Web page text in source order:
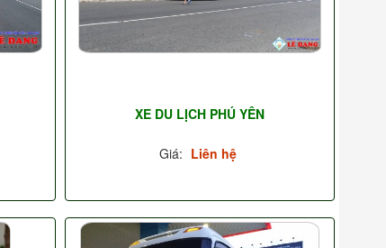
XE DU LỊCH PHÚ YÊN
Giá: Liên hệ